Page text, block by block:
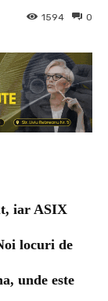
0
1594
iar ASIX
locuri de
unde este